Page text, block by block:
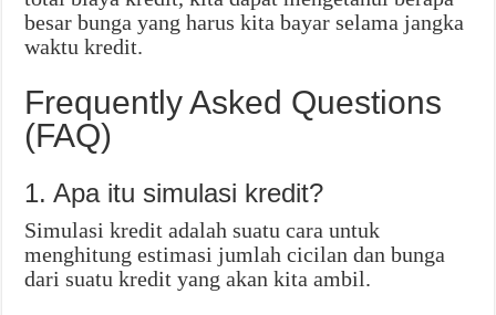
besar bunga yang harus kita bayar selama jangka
waktu kredit.
Frequently Asked Questions
(FAQ)
1. Apa itu simulasi kredit?
Simulasi kredit adalah suatu cara untuk
menghitung estimasi jumlah cicilan dan bunga
dari suatu kredit yang akan kita ambil.